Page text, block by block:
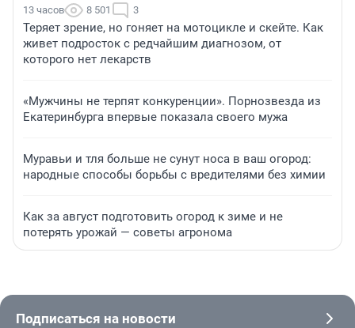
13 часов 8 501 3
Теряет зрение, но гоняет на мотоцикле и скейте. Как
живет подросток с редчайшим диагнозом, от
которого нет лекарств
«Мужчины не терпят конкуренции». Порнозвезда из
Екатеринбурга впервые показала своего мужа
Муравьи и тля больше не сунут носа в ваш огород:
народные способы борьбы с вредителями без химии
Как за август подготовить огород к зиме и не
потерять урожай — советы агронома
Подписаться на новости